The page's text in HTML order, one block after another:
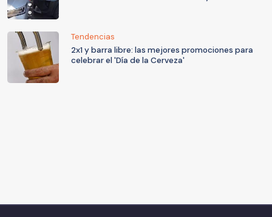
Tendencias
2x1 y barra libre: las mejores promociones para
celebrar el 'Día de la Cerveza'